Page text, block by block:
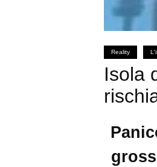
Reality
Isola